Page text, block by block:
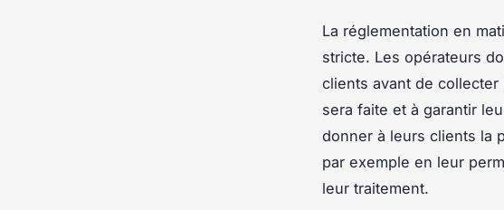
La réglementation en
stricte. Les opérateurs
clients avant de collecter
sera faite et à garantir
donner à leurs clients la
par exemple en leur
leur traitement.